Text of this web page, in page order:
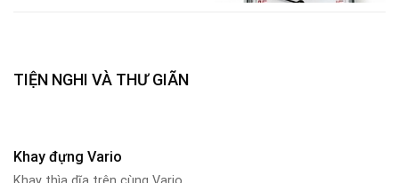
TIỆN NGHI VÀ THƯ GIÃN
Khay đựng Vario